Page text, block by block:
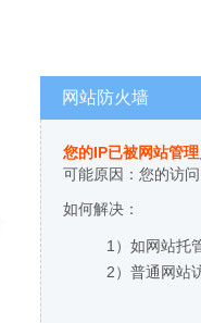
网站防火墙
您的IP已被网站管
可能原因：您的访
如何解决：
1）如网站托
2）普通网站